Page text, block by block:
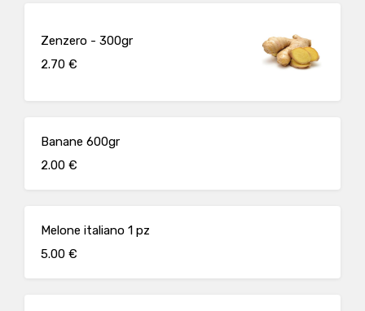
Zenzero - 300gr
2.70 €
Banane 600gr
2.00 €
Melone italiano 1 pz
5.00 €